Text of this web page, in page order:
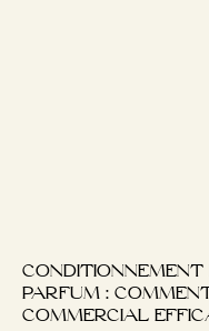
PARFUM :
COMMERCIAL